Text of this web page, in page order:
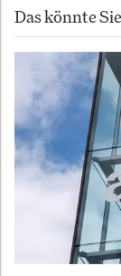
Das könnte